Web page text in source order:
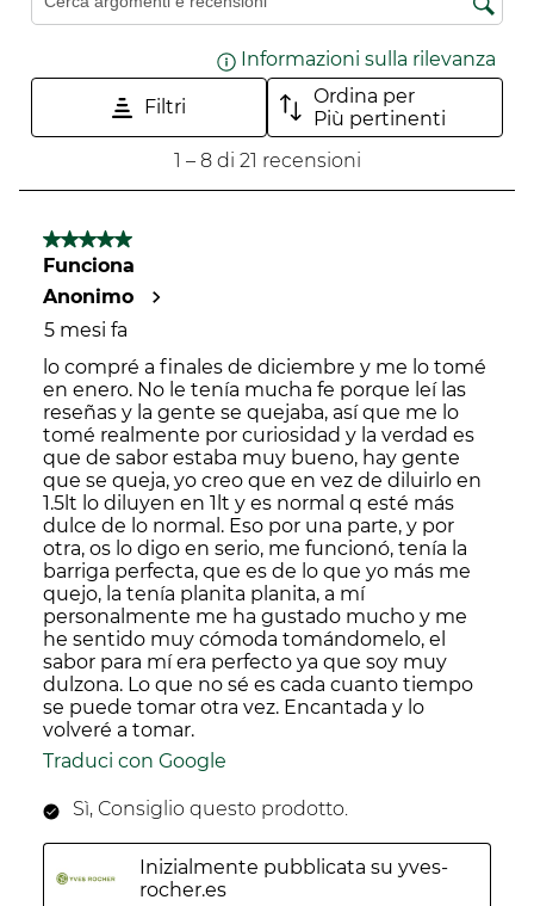
Cerca argomenti e ricerca delle recensioni
Informazioni sulla rilevanza
Filtri
Ordina per
Più pertinenti
recensioni.
1 – 8 di 21 recensioni
5 su 5 stelle.
Funciona
Anonimo
5 mesi fa
lo compré a finales de diciembre y me lo tomé
en enero. No le tenía mucha fe porque leí las
reseñas y la gente se quejaba, así que me lo
tomé realmente por curiosidad y la verdad es
que de sabor estaba muy bueno, hay gente
que se queja, yo creo que en vez de diluirlo en
1.5lt lo diluyen en 1lt y es normal q esté más
dulce de lo normal. Eso por una parte, y por
otra, os lo digo en serio, me funcionó, tenía la
barriga perfecta, que es de lo que yo más me
quejo, la tenía planita planita, a mí
personalmente me ha gustado mucho y me
he sentido muy cómoda tomándomelo, el
sabor para mí era perfecto ya que soy muy
dulzona. Lo que no sé es cada cuanto tiempo
se puede tomar otra vez. Encantada y lo
volveré a tomar.
Traduci con Google
Sì, Consiglio questo prodotto.
Inizialmente pubblicata su yves-
rocher.es